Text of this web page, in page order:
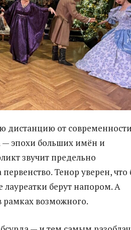
дистанцию от
— эпохи больших имён и
звучит предельно
Тенор уверен, что
берут напором. А
рамках возможного.